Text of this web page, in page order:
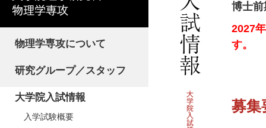
博士
2027
す。
募集
物理学専攻について
研究グループ／スタッフ
大学院入試情報
入学試験概要